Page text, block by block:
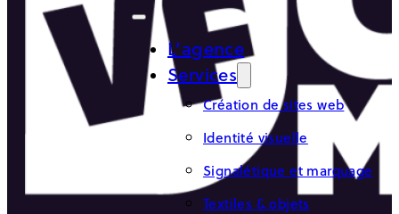
L’agence
Services
Création de sites web
Identité visuelle
Signalétique et marquage
Textiles & objets